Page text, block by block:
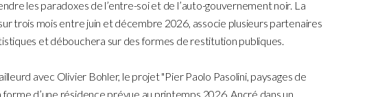
les paradoxes de l’entre-soi et de l’auto-gouvernement noir. La
trois mois entre juin et décembre 2026, associe plusieurs partenaires
et débouchera sur des formes de restitution publiques.
avec Olivier Bohler, le projet "Pier Paolo Pasolini, paysages de
forme d’une résidence prévue au printemps 2026. Ancré dans un